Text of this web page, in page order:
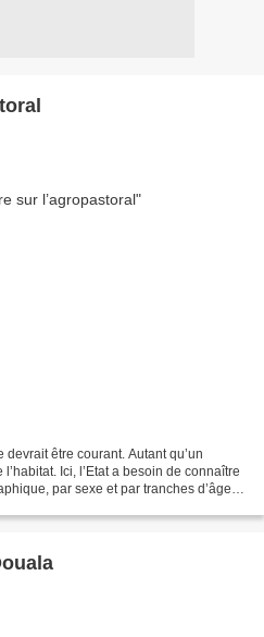
devrait être courant. Autant qu’un
Ici, l’Etat a besoin de connaître
par sexe et par tranches d’âge.